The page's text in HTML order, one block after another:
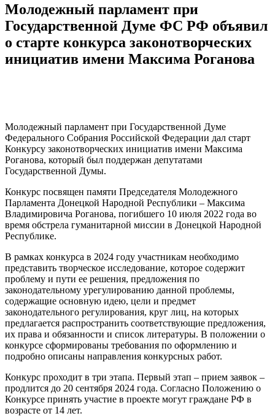
Молодежный парламент при
Государственной Думе ФС РФ объявил
о старте конкурса законотворческих
инициатив имени Максима Роганова
Молодежный парламент при Государственной Думе
Федерального Собрания Российской Федерации дал старт
Конкурсу законотворческих инициатив имени Максима
Роганова, который был поддержан депутатами
Государственной Думы.
Конкурс посвящен памяти Председателя Молодежного
Парламента Донецкой Народной Республики – Максима
Владимировича Роганова, погибшего 10 июля 2022 года во
время обстрела гуманитарной миссии в Донецкой Народной
Республике.
В рамках конкурса в 2024 году участникам необходимо
представить творческое исследование, которое содержит
проблему и пути ее решения, предложения по
законодательному урегулированию данной проблемы,
содержащие основную идею, цели и предмет
законодательного регулирования, круг лиц, на которых
предлагается распространить соответствующие предложения,
их права и обязанности и список литературы. В положении о
конкурсе сформированы требования по оформлению и
подробно описаны направления конкурсных работ.
Конкурс проходит в три этапа. Первый этап – прием заявок –
продлится до 20 сентября 2024 года. Согласно Положению о
Конкурсе принять участие в проекте могут граждане РФ в
возрасте от 14 лет.